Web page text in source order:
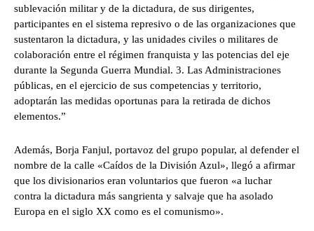
sublevación militar y de la dictadura, de sus dirigentes,
participantes en el sistema represivo o de las organizaciones que
sustentaron la dictadura, y las unidades civiles o militares de
colaboración entre el régimen franquista y las potencias del eje
durante la Segunda Guerra Mundial. 3. Las Administraciones
públicas, en el ejercicio de sus competencias y territorio,
adoptarán las medidas oportunas para la retirada de dichos
elementos.”
Además, Borja Fanjul, portavoz del grupo popular, al defender el
nombre de la calle «Caídos de la División Azul», llegó a afirmar
que los divisionarios eran voluntarios que fueron «a luchar
contra la dictadura más sangrienta y salvaje que ha asolado
Europa en el siglo XX como es el comunismo».